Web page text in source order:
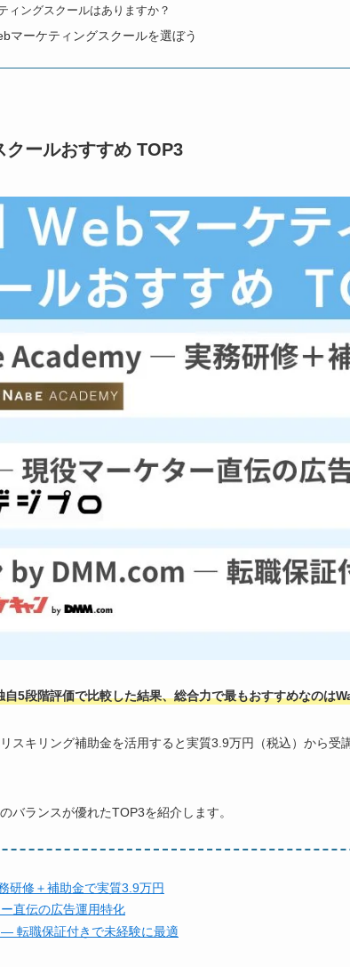
ィングスクールはありますか？
マーケティングスクールを選ぼう
ールおすすめ TOP3
5段階評価で比較した結果、総合力で最もおすすめなのは
スキリング補助金を活用すると実質3.9万円（税込）から受
バランスが優れたTOP3を紹介します。
研修＋補助金で実質3.9万円
直伝の広告運用特化
転職保証付きで未経験に最適